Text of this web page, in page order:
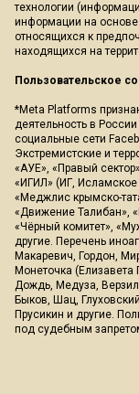
технологии
информации на основе
относящихся к
находящихся на
Пользовательское
*Meta Platforms
деятельность в
социальные сети
Экстремистские и
«АУЕ», «Правый
«ИГИЛ» (ИГ,
«Меджлис крымско-
«Движение Талибан»,
«Чёрный комитет»,
другие. Перечень
Макаревич, Гордон,
Монеточка
Дождь, Медуза,
Быков, Шац,
Прусикин и другие.
под судебным